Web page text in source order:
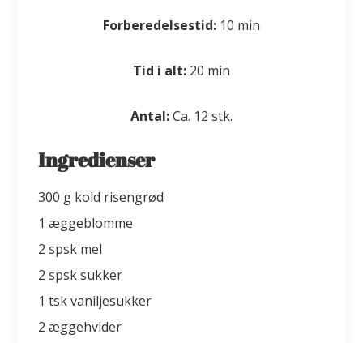
Forberedelsestid: 10 min
Tid i alt: 20 min
Antal:Ca. 12 stk.
Ingredienser
300 g kold risengrød
1 æggeblomme
2 spsk mel
2 spsk sukker
1 tsk vaniljesukker
2 æggehvider